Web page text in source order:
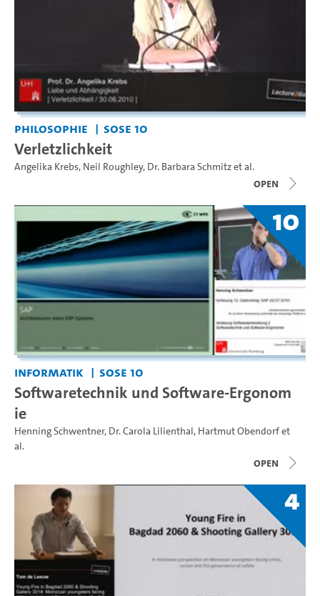
Philosophie SoSe 10
Verletzlichkeit
Angelika Krebs, Neil Roughley, Dr. Barbara Schmitzet al.
open
10
Informatik SoSe 10
Softwaretechnik und Software-Ergonom
ie
Henning Schwentner, Dr. Carola Lilienthal, Hartmut Obendorfet
al.
open
4